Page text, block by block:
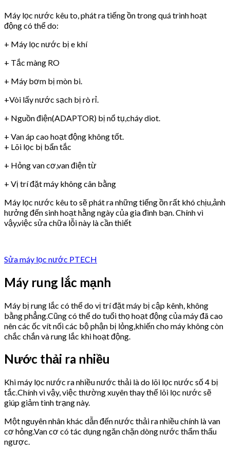
Máy lọc nước kêu to, phát ra tiếng ồn trong quá trình hoạt
động có thể do:
+ Máy lọc nước bị e khí
+ Tắc màng RO
+ Máy bơm bị mòn bi.
+Vòi lấy nước sạch bị rò rỉ.
+ Nguồn điện(ADAPTOR) bị nổ tụ,cháy diot.
+ Van áp cao hoạt động không tốt.
+ Lõi lọc bị bẩn tắc
+ Hỏng van cơ,van điện từ
+ Vị trí đặt máy không cân bằng
Máy lọc nước kêu to sẽ phát ra những tiếng ồn rất khó chịu,ảnh
hưởng đến sinh hoạt hằng ngày của gia đình bạn. Chính vì
vậy,việc sửa chữa lỗi này là cần thiết
Sửa máy lọc nước PTECH
Máy rung lắc mạnh
Máy bị rung lắc có thể do vị trí đặt máy bị cập kênh, không
bằng phẳng.Cũng có thể do tuổi thọ hoạt động của máy đã cao
nên các ốc vít nối các bộ phận bị lỏng,khiến cho máy không còn
chắc chắn và rung lắc khi hoạt động.
Nước thải ra nhiều
Khi máy lọc nước ra nhiều nước thải là do lõi lọc nước số 4 bị
tắc.Chính vì vậy, việc thường xuyên thay thế lõi lọc nước sẽ
giúp giảm tình trạng này.
Một nguyên nhân khác dẫn đến nước thải ra nhiều chính là van
cơ hỏng.Van cơ có tác dụng ngăn chặn dòng nước thẩm thấu
ngược.